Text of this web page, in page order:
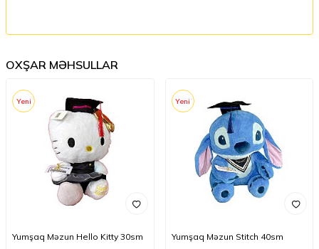
OXŞAR MƏHSULLAR
Yeni
Yumşaq Məzun Hello Kitty 30sm
Yeni
Yumşaq Məzun Stitch 40sm